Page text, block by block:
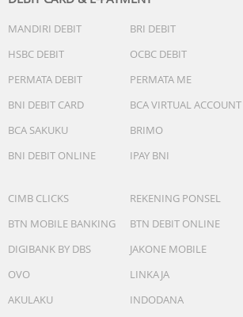
MANDIRI DEBIT BRI DEBIT
HSBC DEBIT
OCBC DEBIT
PERMATA DEBIT
PERMATA ME
BNI DEBIT CARD
BCA VIRTUAL ACCOUNT
BCA SAKUKU
BRIMO
BNI DEBIT ONLINE
IPAY BNI
CIMB CLICKS
REKENING PONSEL
BTN MOBILE BANKING
BTN DEBIT ONLINE
DIGIBANK BY DBS
JAKONE MOBILE
OVO
LINKAJA
AKULAKU
INDODANA